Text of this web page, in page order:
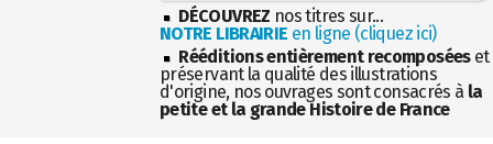
DÉCOUVREZ nos titres sur...
NOTRE LIBRAIRIE en ligne (cliquez ici)
Rééditions entièrement recomposéeset
préservant la qualité des illustrations
d'origine, nos ouvrages sont consacrés à la
petite et la grande Histoire de France